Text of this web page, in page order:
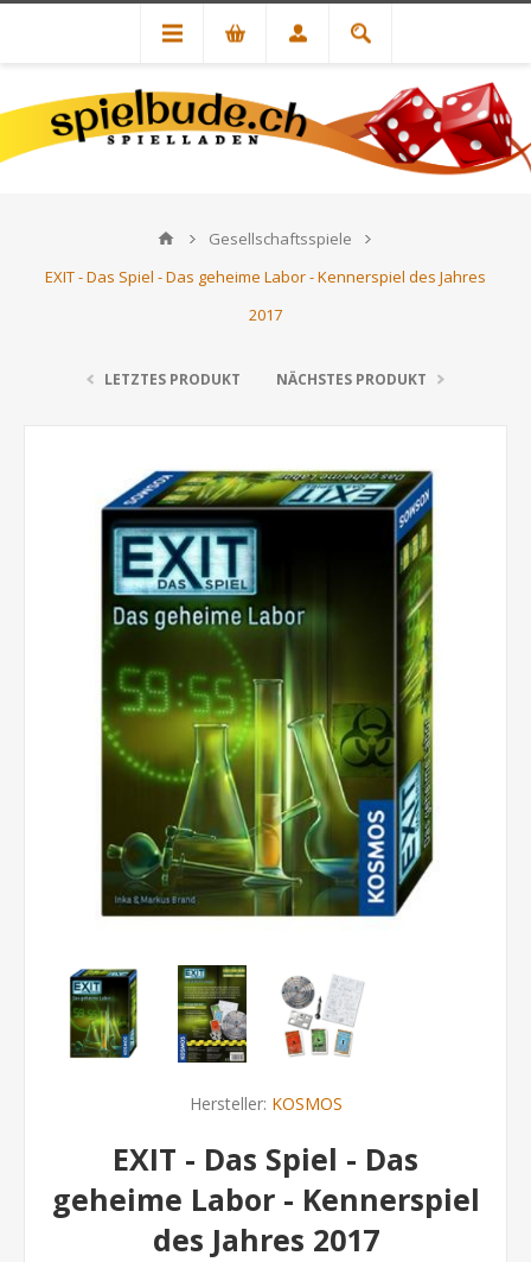
Gesellschaftsspiele
EXIT - Das Spiel - Das geheime Labor - Kennerspiel des Jahres
2017
LETZTES PRODUKT NÄCHSTES PRODUKT
Hersteller: KOSMOS
EXIT - Das Spiel - Das
geheime Labor - Kennerspiel
des Jahres 2017